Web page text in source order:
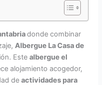
donde combinar
Albergue La Casa de
Este albergue el
alojamiento acogedor,
de actividades para